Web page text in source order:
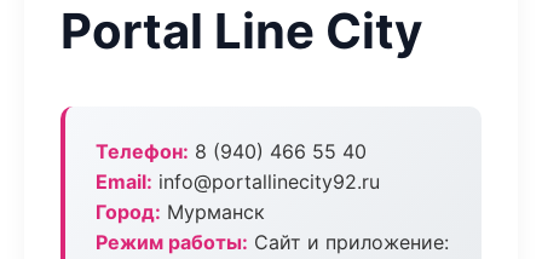
Portal Line City
Телефон: 8 (940) 466 55 40
Email: info@portallinecity92.ru
Город: Мурманск
Режим работы: Сайт и приложение: